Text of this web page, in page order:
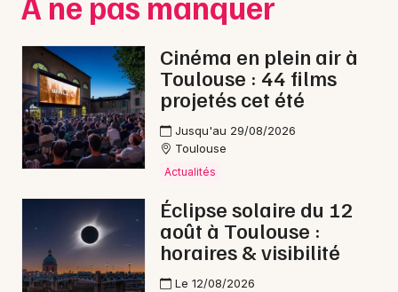
Sports
Soirées
Sorties famille
Expos
En ligne en Haute-Garonne
En ligne en Midi-Pyrénées
Paris
Strasbourg
Toulouse
Toutes les villes
Cinéma en plein air à
Toulouse : 44 films
projetés cet été
Jusqu'au 29/08/2026
Toulouse
Actualités
Éclipse solaire du 12
août à Toulouse :
horaires & visibilité
Le 12/08/2026